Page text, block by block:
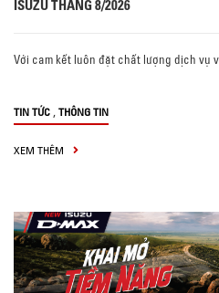
ISUZU THÁNG 8/2026
Với cam kết luôn đặt chất lượng dịch vụ
TIN TỨC , THÔNG TIN
XEM THÊM